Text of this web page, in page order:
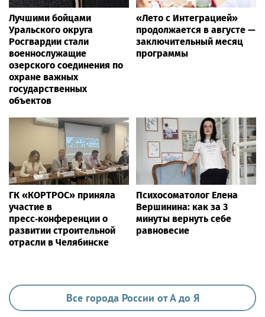
Лучшими бойцами
Уральского округа
Росгвардии стали
военнослужащие
озерского соединения по
охране важных
государственных
объектов
«Лето с Интеграцией»
продолжается в августе —
заключительный месяц
программы
ГК «КОРТРОС» приняла
участие в
пресс‑конференции о
развитии строительной
отрасли в Челябинске
Психосоматолог Елена
Вершинина: как за 3
минуты вернуть себе
равновесие
Все города России от А до Я